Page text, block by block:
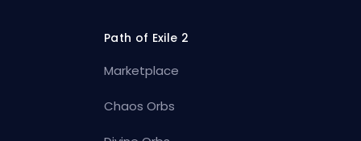
Path of Exile 2
Marketplace
Chaos Orbs